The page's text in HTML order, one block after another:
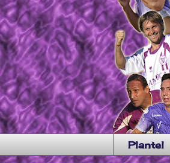
Plantel